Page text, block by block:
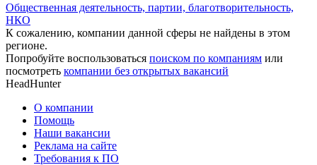
Общественная деятельность, партии, благотворительность,
НКО
К сожалению, компании данной сферы не найдены в этом
регионе.
Попробуйте воспользоваться поиском по компаниям или
посмотреть компании без открытых вакансий
HeadHunter
О компании
Помощь
Наши вакансии
Реклама на сайте
Требования к ПО